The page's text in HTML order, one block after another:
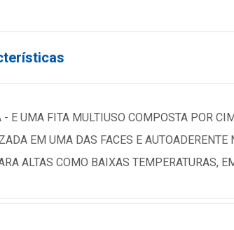
- E UMA FITA MULTIUSO COMPOSTA POR
EM UMA DAS FACES E AUTOADERENTE
ALTAS COMO BAIXAS TEMPERATURAS,